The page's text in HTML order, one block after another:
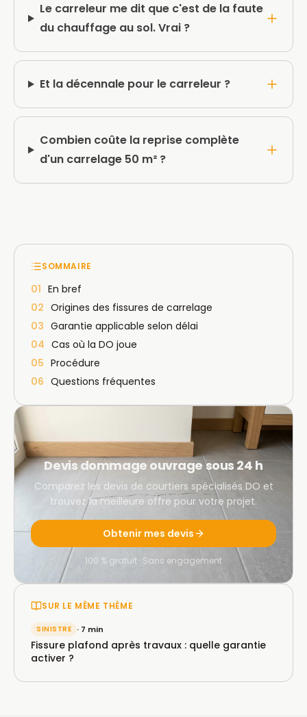
Le carreleur me dit que c'est de la faute
du chauffage au sol. Vrai ?
Et la décennale pour le carreleur ?
Combien coûte la reprise complète
d'un carrelage 50 m² ?
SOMMAIRE
01 En bref
02 Origines des fissures de carrelage
03 Garantie applicable selon délai
04 Cas où la DO joue
05 Procédure
06 Questions fréquentes
Devis dommage ouvrage sous 24 h
Comparez les devis de courtiers spécialisés DO et
trouvez la meilleure offre pour votre projet.
Obtenir mes devis
100 % gratuit · Sans engagement
SUR LE MÊME THÈME
SINISTRE · 7 min
Fissure plafond après travaux : quelle garantie
activer ?